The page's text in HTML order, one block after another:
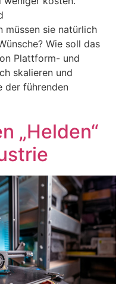
müssen sie natürlich
Wie soll das
Plattform- und
skalieren und
der führenden
„Helden“